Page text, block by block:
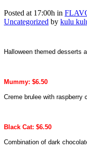
Posted at 17:00h in
Uncategorized by kulu
Halloween themed desserts
Mummy: $6.50
Creme brulee with raspberry
Black Cat: $6.50
Combination of dark